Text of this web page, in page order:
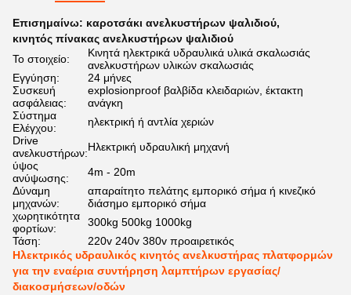
Επισημαίνω: καροτσάκι ανελκυστήρων ψαλιδιού,
κινητός πίνακας ανελκυστήρων ψαλιδιού
Το στοιχείο:
Κινητά ηλεκτρικά υδραυλικά υλικά σκαλωσιάς
ανελκυστήρων υλικών σκαλωσιάς
Εγγύηση:
24 μήνες
Συσκευή
ασφάλειας:
explosionproof βαλβίδα κλειδαριών, έκτακτη
ανάγκη
Σύστημα
Ελέγχου:
ηλεκτρική ή αντλία χεριών
Drive
ανελκυστήρων:Ηλεκτρική υδραυλική μηχανή
ύψος
ανύψωσης:
4m - 20m
Δύναμη
μηχανών:
απαραίτητο πελάτης εμπορικό σήμα ή κινεζικό
διάσημο εμπορικό σήμα
χωρητικότητα
φορτίων:
300kg 500kg 1000kg
Τάση:
220v 240v 380v προαιρετικός
Ηλεκτρικός υδραυλικός κινητός ανελκυστήρας πλατφορμών
για την εναέρια συντήρηση λαμπτήρων εργασίας/
διακοσμήσεων/οδών